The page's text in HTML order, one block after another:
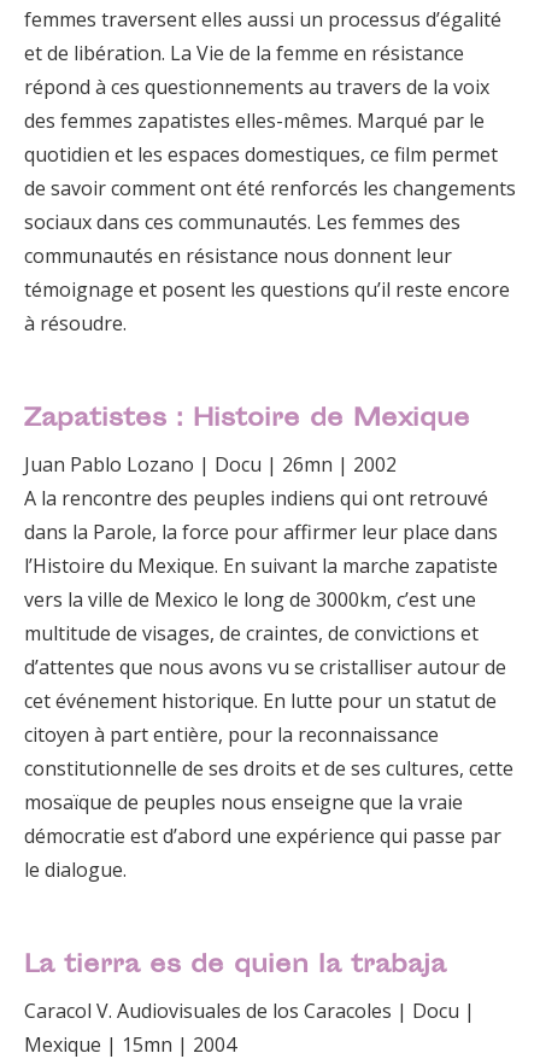
femmes traversent elles aussi un processus d’égalité
et de libération. La Vie de la femme en résistance
répond à ces questionnements au travers de la voix
des femmes zapatistes elles-mêmes. Marqué par le
quotidien et les espaces domestiques, ce film permet
de savoir comment ont été renforcés les changements
sociaux dans ces communautés. Les femmes des
communautés en résistance nous donnent leur
témoignage et posent les questions qu’il reste encore
à résoudre.
Zapatistes : Histoire de Mexique
Juan Pablo Lozano | Docu | 26mn | 2002
A la rencontre des peuples indiens qui ont retrouvé
dans la Parole, la force pour affirmer leur place dans
l’Histoire du Mexique. En suivant la marche zapatiste
vers la ville de Mexico le long de 3000km, c’est une
multitude de visages, de craintes, de convictions et
d’attentes que nous avons vu se cristalliser autour de
cet événement historique. En lutte pour un statut de
citoyen à part entière, pour la reconnaissance
constitutionnelle de ses droits et de ses cultures, cette
mosaïque de peuples nous enseigne que la vraie
démocratie est d’abord une expérience qui passe par
le dialogue.
La tierra es de quien la trabaja
Caracol V. Audiovisuales de los Caracoles | Docu |
Mexique | 15mn | 2004